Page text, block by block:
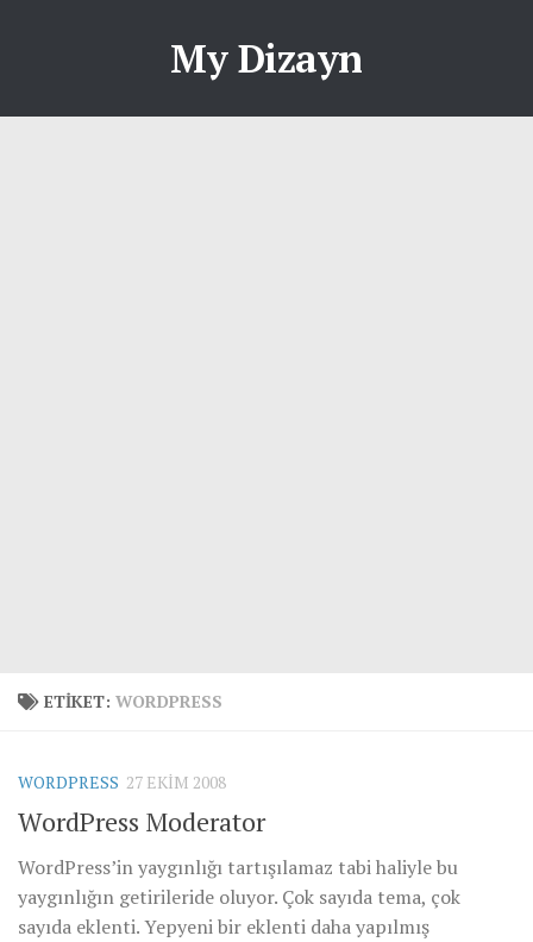
My Dizayn
ETIKET: WORDPRESS
WORDPRESS 27 EKIM 2008
WordPress Moderator
WordPress’in yaygınlığı tartışılamaz tabi haliyle bu
yaygınlığın getirileride oluyor. Çok sayıda tema, çok
sayıda eklenti. Yepyeni bir eklenti daha yapılmış